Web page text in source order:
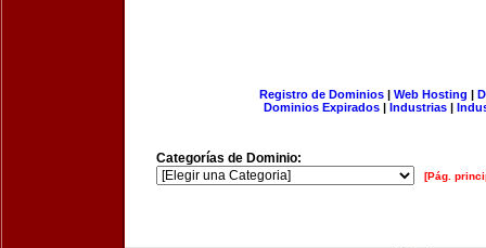
Registro de Dominios| Web Hosting |
Dominios Expirados | Industrias |
Categorías de Dominio:
[Pág.